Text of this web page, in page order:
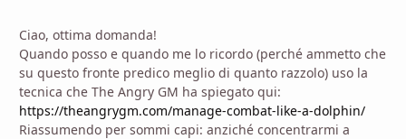
Ciao, ottima domanda!
Quando posso e quando me lo ricordo (perché ammetto che
su questo fronte predico meglio di quanto razzolo) uso la
tecnica che The Angry GM ha spiegato qui:
https://theangrygm.com/manage-combat-like-a-dolphin/
Riassumendo per sommi capi: anziché concentrarmi a